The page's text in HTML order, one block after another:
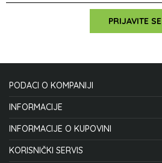
PRIJAVITE SE
PODACI O KOMPANIJI
CYCLO MANIA INTERNATIONAL DOO
21000 NOVI SAD, SRBIJA
INFORMACIJE
O NAMA
ZAPOSLENJE
INFORMACIJE O KUPOVINI
KAKO KUPITI
KORISNIČKI SERVIS